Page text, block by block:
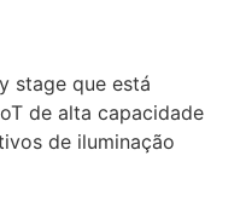
stage que está
de alta capacidade
de iluminação